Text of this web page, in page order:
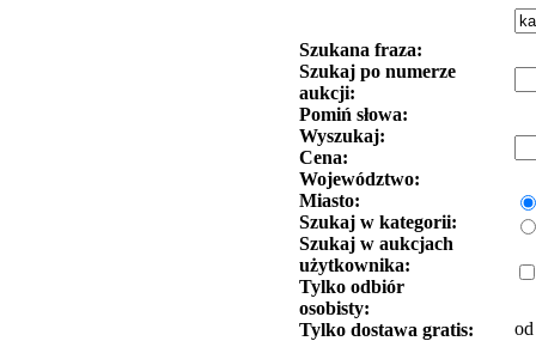
Szukana fraza:
Szukaj po numerze
aukcji:
Pomiń słowa:
Wyszukaj:
Cena:
Województwo:
Miasto:
Szukaj w kategorii:
Szukaj w aukcjach
użytkownika:
Tylko odbiór
osobisty:
Tylko dostawa gratis:
od